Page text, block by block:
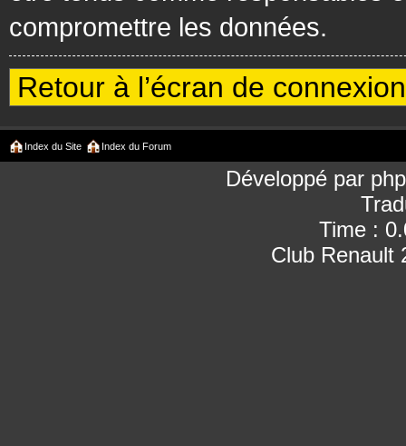
compromettre les données.
Retour à l’écran de connexion
Index du Site Index du Forum
Développé par
Time :
Club Renault